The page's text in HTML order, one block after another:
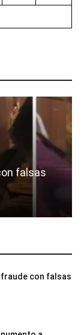
falsas
fraude con falsas